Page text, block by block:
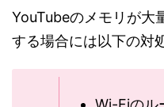
YouTubeのメモリが大
する場合には以下の対